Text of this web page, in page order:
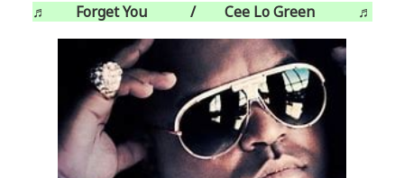
♬ Forget You / Cee Lo Green ♬